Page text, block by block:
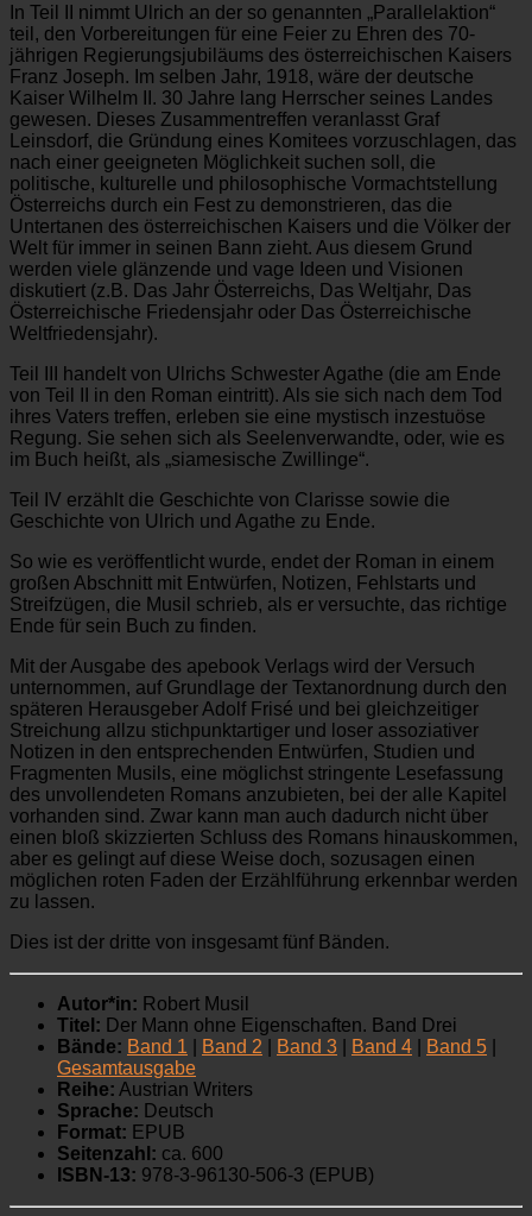
In Teil II nimmt Ulrich an der so genannten „Parallelaktion“
teil, den Vorbereitungen für eine Feier zu Ehren des 70-
jährigen Regierungsjubiläums des österreichischen Kaisers
Franz Joseph. Im selben Jahr, 1918, wäre der deutsche
Kaiser Wilhelm II. 30 Jahre lang Herrscher seines Landes
gewesen. Dieses Zusammentreffen veranlasst Graf
Leinsdorf, die Gründung eines Komitees vorzuschlagen, das
nach einer geeigneten Möglichkeit suchen soll, die
politische, kulturelle und philosophische Vormachtstellung
Österreichs durch ein Fest zu demonstrieren, das die
Untertanen des österreichischen Kaisers und die Völker der
Welt für immer in seinen Bann zieht. Aus diesem Grund
werden viele glänzende und vage Ideen und Visionen
diskutiert (z.B. Das Jahr Österreichs, Das Weltjahr, Das
Österreichische Friedensjahr oder Das Österreichische
Weltfriedensjahr).
Teil III handelt von Ulrichs Schwester Agathe (die am Ende
von Teil II in den Roman eintritt). Als sie sich nach dem Tod
ihres Vaters treffen, erleben sie eine mystisch inzestuöse
Regung. Sie sehen sich als Seelenverwandte, oder, wie es
im Buch heißt, als „siamesische Zwillinge“.
Teil IV erzählt die Geschichte von Clarisse sowie die
Geschichte von Ulrich und Agathe zu Ende.
So wie es veröffentlicht wurde, endet der Roman in einem
großen Abschnitt mit Entwürfen, Notizen, Fehlstarts und
Streifzügen, die Musil schrieb, als er versuchte, das richtige
Ende für sein Buch zu finden.
Mit der Ausgabe des apebook Verlags wird der Versuch
unternommen, auf Grundlage der Textanordnung durch den
späteren Herausgeber Adolf Frisé und bei gleichzeitiger
Streichung allzu stichpunktartiger und loser assoziativer
Notizen in den entsprechenden Entwürfen, Studien und
Fragmenten Musils, eine möglichst stringente Lesefassung
des unvollendeten Romans anzubieten, bei der alle Kapitel
vorhanden sind. Zwar kann man auch dadurch nicht über
einen bloß skizzierten Schluss des Romans hinauskommen,
aber es gelingt auf diese Weise doch, sozusagen einen
möglichen roten Faden der Erzählführung erkennbar werden
zu lassen.
Dies ist der dritte von insgesamt fünf Bänden.
Autor*in: Robert Musil
Titel: Der Mann ohne Eigenschaften. Band Drei
Bände: Band 1 Band 2 Band 3 Band 4 Band 5
Gesamtausgabe
Reihe: Austrian Writers
Sprache: Deutsch
Format: EPUB
Seitenzahl: ca. 600
ISBN-13: 978-3-96130-506-3 (EPUB)